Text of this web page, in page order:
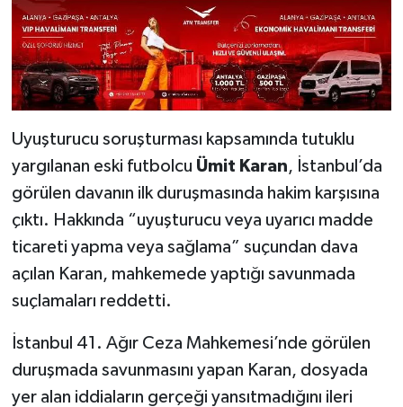
Uyuşturucu soruşturması kapsamında tutuklu
yargılanan eski futbolcu Ümit Karan, İstanbul’da
görülen davanın ilk duruşmasında hakim karşısına
çıktı. Hakkında “uyuşturucu veya uyarıcı madde
ticareti yapma veya sağlama” suçundan dava
açılan Karan, mahkemede yaptığı savunmada
suçlamaları reddetti.
İstanbul 41. Ağır Ceza Mahkemesi’nde görülen
duruşmada savunmasını yapan Karan, dosyada
yer alan iddiaların gerçeği yansıtmadığını ileri